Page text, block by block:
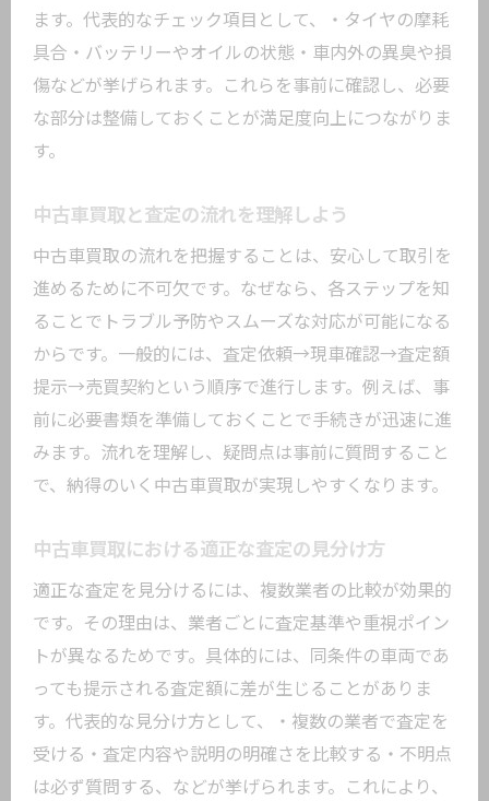
ます。代表的なチェック項目として、・タイヤの摩耗
具合・バッテリーやオイルの状態・車内外の異臭や損
傷などが挙げられます。これらを事前に確認し、必要
な部分は整備しておくことが満足度向上につながりま
す。
中古車買取と査定の流れを理解しよう
中古車買取の流れを把握することは、安心して取引を
進めるために不可欠です。なぜなら、各ステップを知
ることでトラブル予防やスムーズな対応が可能になる
からです。一般的には、査定依頼→現車確認→査定額
提示→売買契約という順序で進行します。例えば、事
前に必要書類を準備しておくことで手続きが迅速に進
みます。流れを理解し、疑問点は事前に質問すること
で、納得のいく中古車買取が実現しやすくなります。
中古車買取における適正な査定の見分け方
適正な査定を見分けるには、複数業者の比較が効果的
です。その理由は、業者ごとに査定基準や重視ポイン
トが異なるためです。具体的には、同条件の車両であ
っても提示される査定額に差が生じることがありま
す。代表的な見分け方として、・複数の業者で査定を
受ける・査定内容や説明の明確さを比較する・不明点
は必ず質問する、などが挙げられます。これにより、